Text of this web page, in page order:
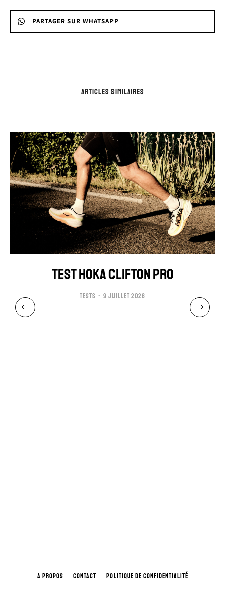
PARTAGER SUR WHATSAPP
ARTICLES SIMILAIRES
TEST HOKA CLIFTON PRO
TESTS 9 JUILLET 2026
A PROPOS CONTACT POLITIQUE DE CONFIDENTIALITÉ